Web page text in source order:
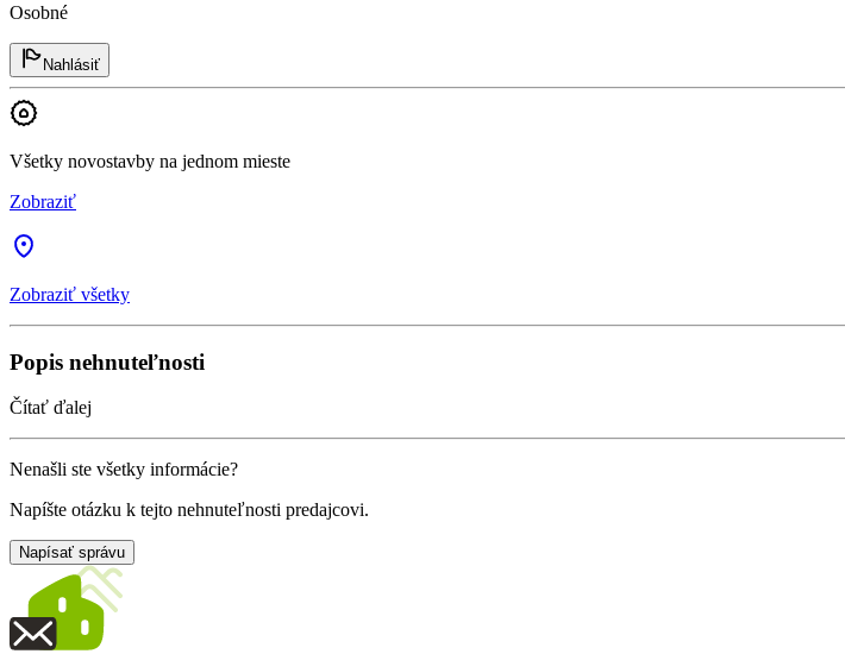
Osobné
Nahlásiť
Všetky novostavby na jednom mieste
Zobraziť
Zobraziť všetky
Popis nehnuteľnosti
Čítať ďalej
Nenašli ste všetky informácie?
Napíšte otázku k tejto nehnuteľnosti predajcovi.
Napísať správu